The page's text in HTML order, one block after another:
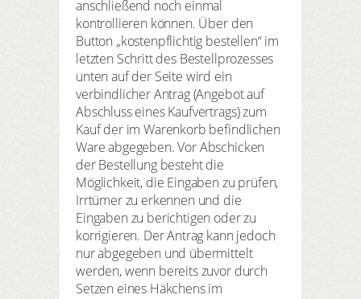
anschließend noch einmal
kontrollieren können. Über den
Button „kostenpflichtig bestellen“ im
letzten Schritt des Bestellprozesses
unten auf der Seite wird ein
verbindlicher Antrag (Angebot auf
Abschluss eines Kaufvertrags) zum
Kauf der im Warenkorb befindlichen
Ware abgegeben. Vor Abschicken
der Bestellung besteht die
Möglichkeit, die Eingaben zu prüfen,
Irrtümer zu erkennen und die
Eingaben zu berichtigen oder zu
korrigieren. Der Antrag kann jedoch
nur abgegeben und übermittelt
werden, wenn bereits zuvor durch
Setzen eines Häkchens im